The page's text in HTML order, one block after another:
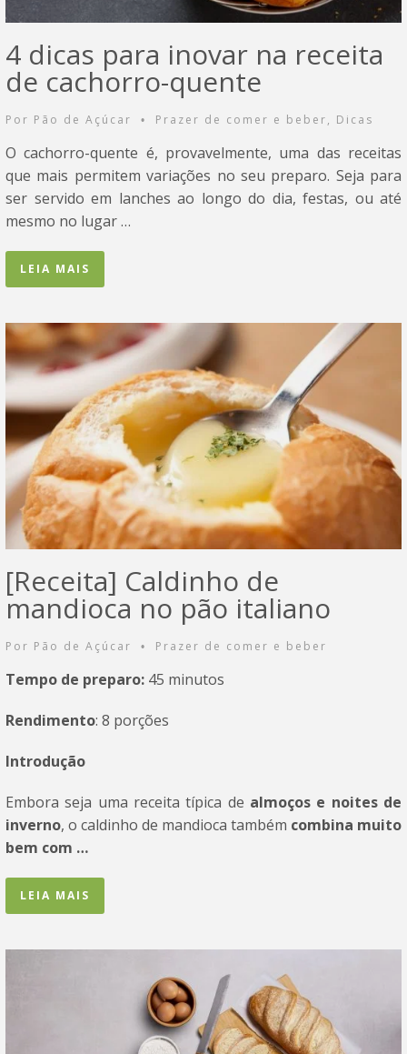
4 dicas para inovar na receita
de cachorro-quente
Por Pão de Açúcar • Prazer de comer e beber, Dicas
O cachorro-quente é, provavelmente, uma das receitas
que mais permitem variações no seu preparo. Seja para
ser servido em lanches ao longo do dia, festas, ou até
mesmo no lugar …
LEIA MAIS
[Receita] Caldinho de
mandioca no pão italiano
Por Pão de Açúcar • Prazer de comer e beber
Tempo de preparo: 45 minutos
Rendimento: 8 porções
Introdução
Embora seja uma receita típica de almoços e noites de
inverno, o caldinho de mandioca também combina muito
bem com …
LEIA MAIS